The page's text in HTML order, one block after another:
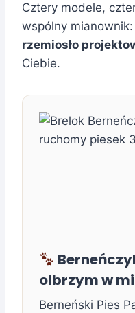
Cztery modele,
wspólny mianownik:
rzemiosło
Ciebie.
olbrzym w
Berneński Pies